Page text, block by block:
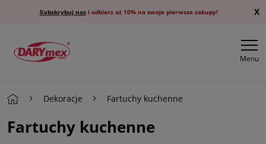
Subskrybuj nasi odbierz aż 10% na swoje pierwsze zakupy! X
Menu
Dekoracje Fartuchy kuchenne
Fartuchy kuchenne